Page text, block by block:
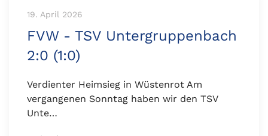
19. April 2026
FVW - TSV Untergruppenbach
2:0 (1:0)
Verdienter Heimsieg in Wüstenrot Am
vergangenen Sonntag haben wir den TSV
Unte…